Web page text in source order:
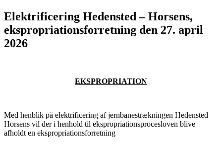
Elektrificering Hedensted – Horsens,
ekspropriationsforretning den 27. april
2026
EKSPROPRIATION
Med henblik på elektrificering af jernbanestrækningen Hedensted –
Horsens vil der i henhold til ekspropriationsprocesloven blive
afholdt en ekspropriationsforretning